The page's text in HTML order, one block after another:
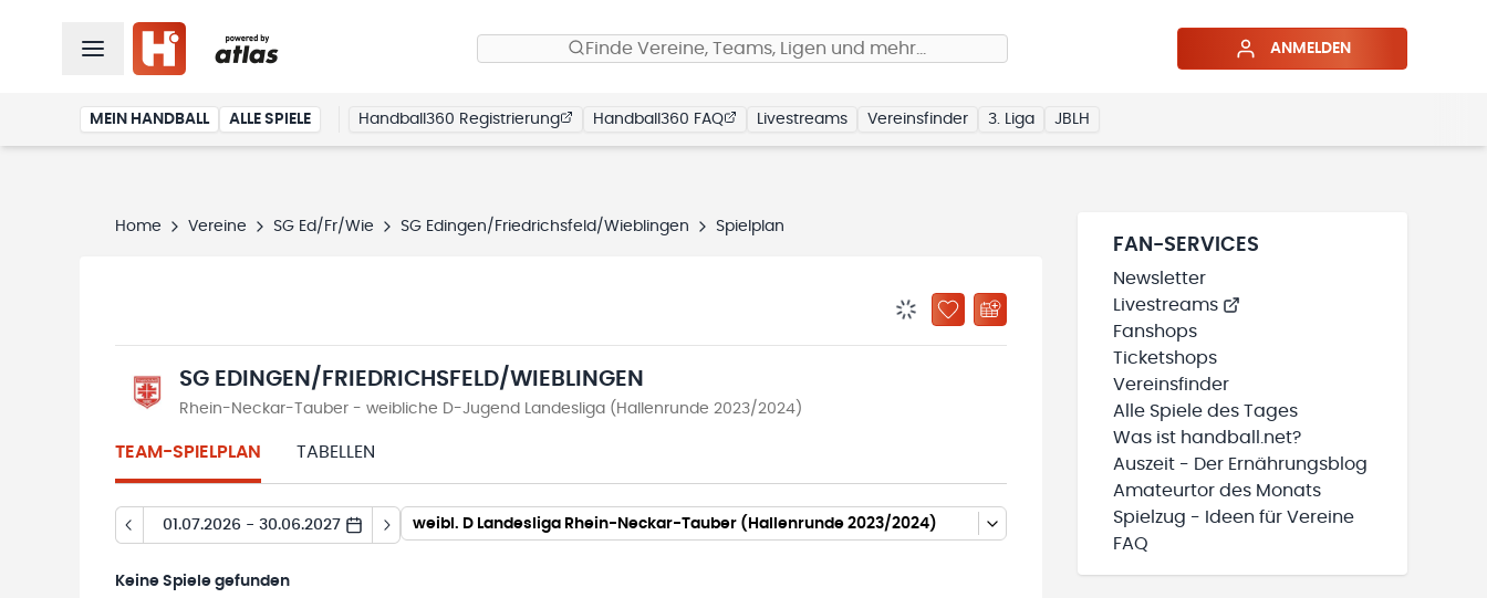
Finde Vereine, Teams, Ligen und mehr… ANMELDEN
MEIN HANDBALL ALLE SPIELE Handball360 Registrierung Handball360 FAQ Livestreams Vereinsfinder 3. Liga JBLH
Home Vereine SG Ed/Fr/Wie SG Edingen/Friedrichsfeld/Wieblingen Spielplan
BENACHRICHTIGUNGSSTATUS WIRD GELADEN
ZU „MEINE TEAMS“ HINZUFÜGEN
SG EDINGEN/FRIEDRICHSFELD/WIEBLINGEN
Rhein-Neckar-Tauber - weibliche D-Jugend Landesliga (Hallenrunde 2023/2024)
TEAM-SPIELPLAN TABELLEN
01.07.2026 - 30.06.2027 weibl. D Landesliga Rhein-Neckar-Tauber (Hallenrunde 2023/2024)
Keine Spiele gefunden
FAN-SERVICES
Newsletter
Livestreams
Fanshops
Ticketshops
Vereinsfinder
Alle Spiele des Tages
Was ist handball.net?
Auszeit - Der Ernährungsblog
Amateurtor des Monats
Spielzug - Ideen für Vereine
FAQ